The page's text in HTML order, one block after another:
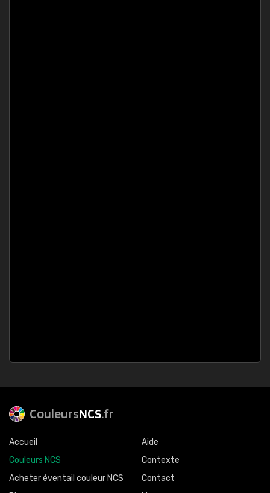
CouleursNCS.fr
Accueil
Couleurs NCS
Acheter éventail couleur NCS
Aide
Contexte
Contact